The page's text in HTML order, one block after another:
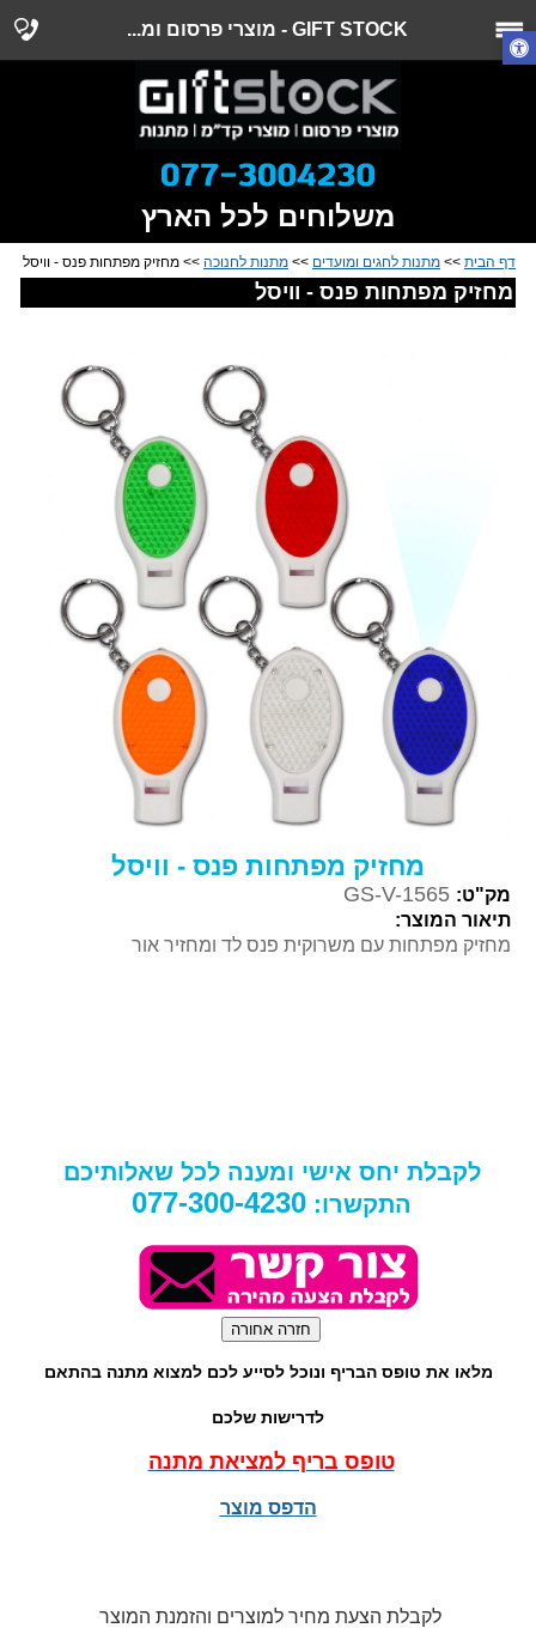
GIFT STOCK - מוצרי פרסום ומ...
משלוחים לכל הארץ
דף הבית >> מתנות לחגים ומועדים >> מתנות לחנוכה >> מחזיק מפתחות פנס - וויסל
מחזיק מפתחות פנס - וויסל
מחזיק מפתחות פנס - וויסל
מק"ט: GS-V-1565
תיאור המוצר:
מחזיק מפתחות עם משרוקית פנס לד ומחזיר אור
לקבלת יחס אישי ומענה לכל שאלותיכם
התקשרו: 077-300-4230
מלאו את טופס הבריף ונוכל לסייע לכם למצוא מתנה בהתאם
לדרישות שלכם
טופס בריף למציאת מתנה
הדפס מוצר
לקבלת הצעת מחיר למוצרים והזמנת המוצר